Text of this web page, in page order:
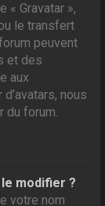
« Gravatar »,
le transfert
peuvent
et des
aux
nous
du forum.
modifier ?
votre nom